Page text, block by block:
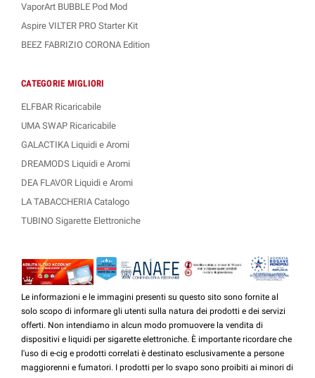
VaporArt BUBBLE Pod Mod
Aspire VILTER PRO Starter Kit
BEEZ FABRIZIO CORONA Edition
CATEGORIE MIGLIORI
ELFBAR Ricaricabile
UMA SWAP Ricaricabile
GALACTIKA Liquidi e Aromi
DREAMODS Liquidi e Aromi
DEA FLAVOR Liquidi e Aromi
LA TABACCHERIA Catalogo
TUBINO Sigarette Elettroniche
Le informazioni e le immagini presenti su questo sito sono fornite al
solo scopo di informare gli utenti sulla natura dei prodotti e dei servizi
offerti. Non intendiamo in alcun modo promuovere la vendita di
dispositivi e liquidi per sigarette elettroniche. È importante ricordare che
l'uso di e-cig e prodotti correlati è destinato esclusivamente a persone
maggiorenni e fumatori. I prodotti per lo svapo sono proibiti ai minori di